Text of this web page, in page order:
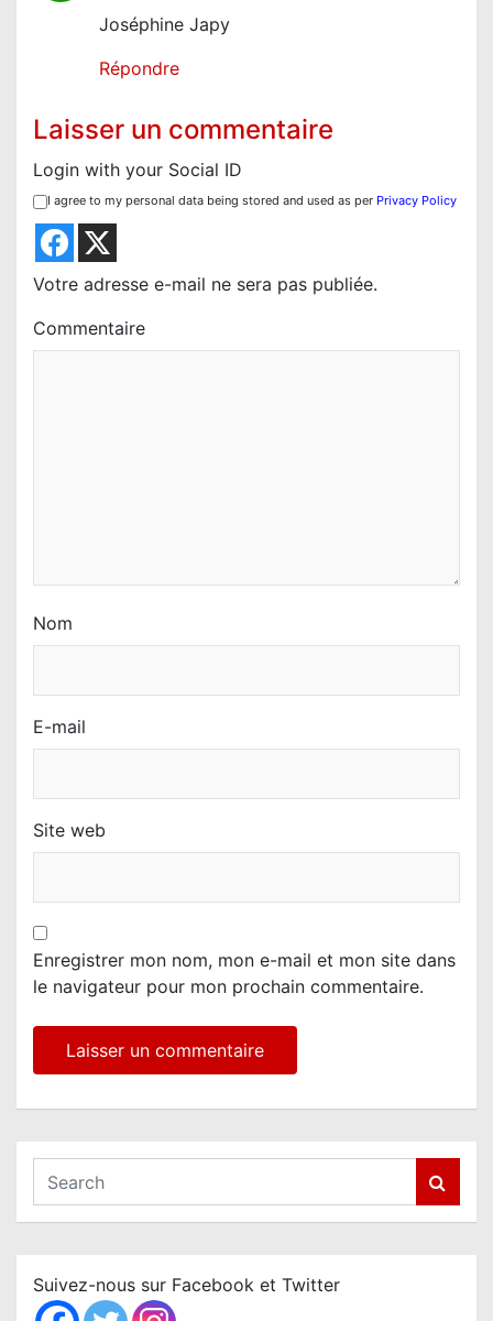
Joséphine Japy
Répondre
Laisser un commentaire
Login with your Social ID
I agree to my personal data being stored and used as per Privacy Policy
Votre adresse e-mail ne sera pas publiée.
Commentaire
Nom
E-mail
Site web
Enregistrer mon nom, mon e-mail et mon site dans
le navigateur pour mon prochain commentaire.
a
c
h
Suivez-nous sur Facebook et Twitter